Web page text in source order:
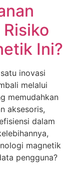
Ini?
inovasi
melalui
memudahkan
aksesoris,
dalam
magnetik
pengguna?